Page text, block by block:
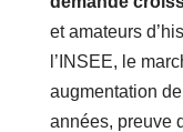
et amateurs
l’INSEE, le
augmentation
années, preuve